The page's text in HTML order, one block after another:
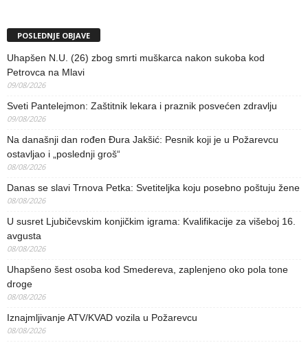
POSLEDNJE OBJAVE
Uhapšen N.U. (26) zbog smrti muškarca nakon sukoba kod
Petrovca na Mlavi
09/08/2026
Sveti Pantelejmon: Zaštitnik lekara i praznik posvećen zdravlju
09/08/2026
Na današnji dan rođen Đura Jakšić: Pesnik koji je u Požarevcu
ostavljao i „poslednji groš“
08/08/2026
Danas se slavi Trnova Petka: Svetiteljka koju posebno poštuju žene
08/08/2026
U susret Ljubičevskim konjičkim igrama: Kvalifikacije za višeboj 16.
avgusta
08/08/2026
Uhapšeno šest osoba kod Smedereva, zaplenjeno oko pola tone
droge
08/08/2026
Iznajmljivanje ATV/KVAD vozila u Požarevcu
08/08/2026